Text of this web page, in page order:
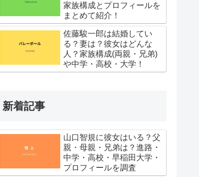
家族構成とプロフィールを
まとめて紹介！
佐藤駿一郎は結婚してい
る？妻は？彼女はどんな
人？家族構成(両親・兄弟)
や中学・高校・大学！
新着記事
山口智規に彼女はいる？父
親・母親・兄弟は？進路・
中学・高校・早稲田大学・
プロフィールを調査